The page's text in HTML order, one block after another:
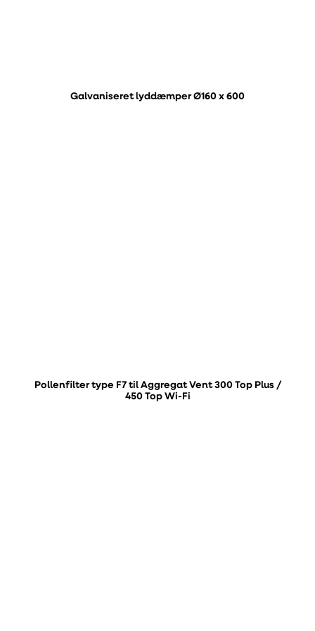
Galvaniseret lyddæmper Ø160 x 600
Pollenfilter type F7 til Aggregat Vent 300 Top Plus /
450 Top Wi-Fi